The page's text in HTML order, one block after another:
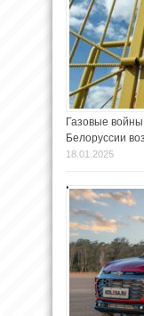
Газовые
Белоруссии
18.01.2025